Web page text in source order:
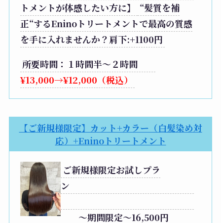
トメントが体感したい方に】
“髪質を補
正“するEninoトリートメントで最高の質感
を手に入れませんか？肩下:+1100円
所要時間：１時間半〜２時間
¥13,000→¥12,000（税込）
【ご新規様限定】カット+カラー（白髪染め対
応）+Eninoトリートメント
ご新規様限定お試しプラ
ン
～期間限定～16,500円